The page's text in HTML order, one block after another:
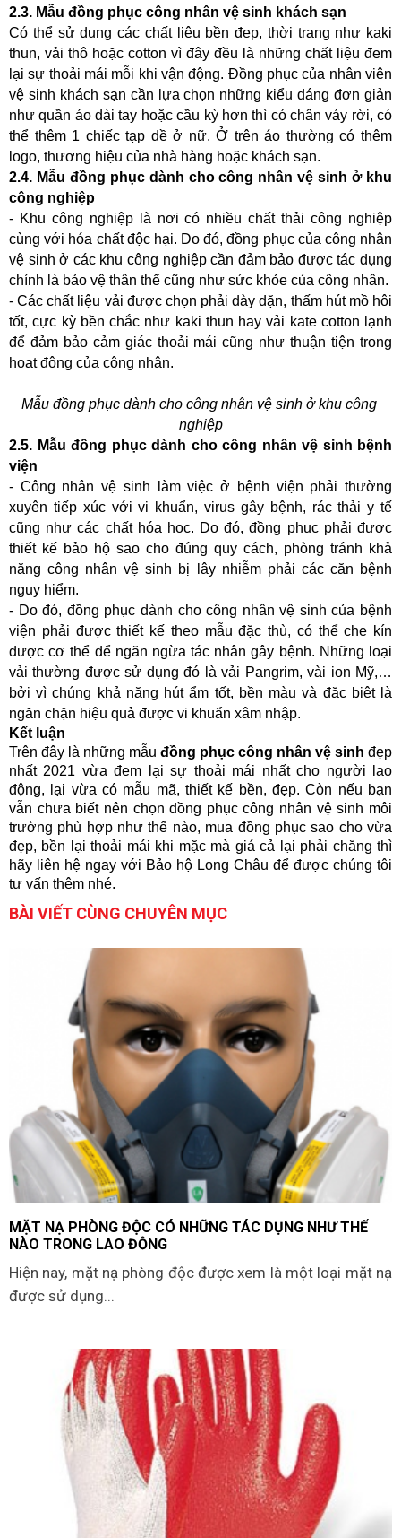
2.3. Mẫu đồng phục công nhân vệ sinh khách sạn
Có thể sử dụng các chất liệu bền đẹp, thời trang như kaki
thun, vải thô hoặc cotton vì đây đều là những chất liệu đem
lại sự thoải mái mỗi khi vận động. Đồng phục của nhân viên
vệ sinh khách sạn cần lựa chọn những kiểu dáng đơn giản
như quần áo dài tay hoặc cầu kỳ hơn thì có chân váy rời, có
thể thêm 1 chiếc tạp dề ở nữ. Ở trên áo thường có thêm
logo, thương hiệu của nhà hàng hoặc khách sạn.
2.4. Mẫu đồng phục dành cho công nhân vệ sinh ở khu
công nghiệp
- Khu công nghiệp là nơi có nhiều chất thải công nghiệp
cùng với hóa chất độc hại. Do đó, đồng phục của công nhân
vệ sinh ở các khu công nghiệp cần đảm bảo được tác dụng
chính là bảo vệ thân thể cũng như sức khỏe của công nhân.
- Các chất liệu vải được chọn phải dày dặn, thấm hút mồ hôi
tốt, cực kỳ bền chắc như kaki thun hay vải kate cotton lạnh
để đảm bảo cảm giác thoải mái cũng như thuận tiện trong
hoạt động của công nhân.
Mẫu đồng phục dành cho công nhân vệ sinh ở khu công
nghiệp
2.5. Mẫu đồng phục dành cho công nhân vệ sinh bệnh
viện
- Công nhân vệ sinh làm việc ở bệnh viện phải thường
xuyên tiếp xúc với vi khuẩn, virus gây bệnh, rác thải y tế
cũng như các chất hóa học. Do đó, đồng phục phải được
thiết kế bảo hộ sao cho đúng quy cách, phòng tránh khả
năng công nhân vệ sinh bị lây nhiễm phải các căn bệnh
nguy hiểm.
- Do đó, đồng phục dành cho công nhân vệ sinh của bệnh
viện phải được thiết kế theo mẫu đặc thù, có thể che kín
được cơ thể để ngăn ngừa tác nhân gây bệnh. Những loại
vải thường được sử dụng đó là vải Pangrim, vài ion Mỹ,…
bởi vì chúng khả năng hút ẩm tốt, bền màu và đặc biệt là
ngăn chặn hiệu quả được vi khuẩn xâm nhập.
Kết luận
Trên đây là những mẫu đồng phục công nhân vệ sinh đẹp
nhất 2021 vừa đem lại sự thoải mái nhất cho người lao
động, lại vừa có mẫu mã, thiết kế bền, đẹp. Còn nếu bạn
vẫn chưa biết nên chọn đồng phục công nhân vệ sinh môi
trường phù hợp như thế nào, mua đồng phục sao cho vừa
đẹp, bền lại thoải mái khi mặc mà giá cả lại phải chăng thì
hãy liên hệ ngay với Bảo hộ Long Châu để được chúng tôi
tư vấn thêm nhé.
BÀI VIẾT CÙNG CHUYÊN MỤC
MẶT NẠ PHÒNG ĐỘC CÓ NHỮNG TÁC DỤNG NHƯ THẾ
NÀO TRONG LAO ĐỘNG
Hiện nay, mặt nạ phòng độc được xem là một loại mặt nạ
được sử dụng...